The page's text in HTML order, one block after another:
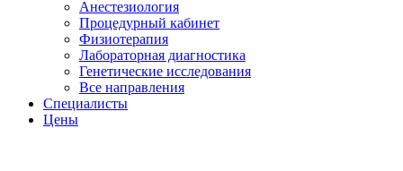
Анестезиология
Процедурный кабинет
Физиотерапия
Лабораторная диагностика
Генетические исследования
Все направления
Специалисты
Цены